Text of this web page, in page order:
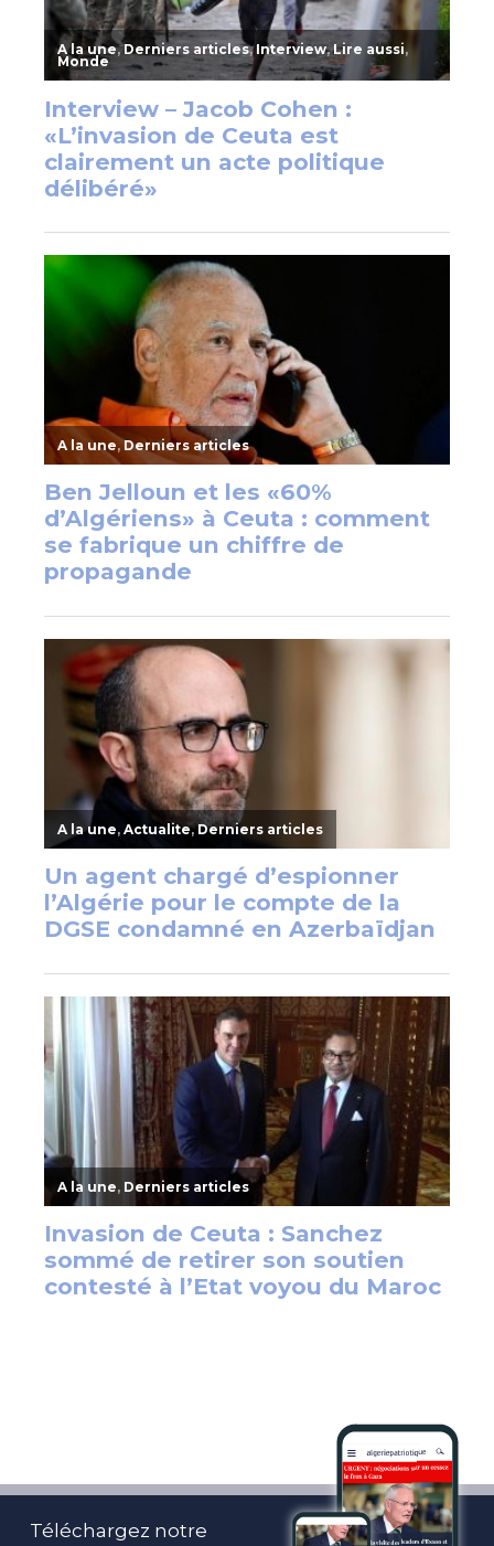
Téléchargez notre